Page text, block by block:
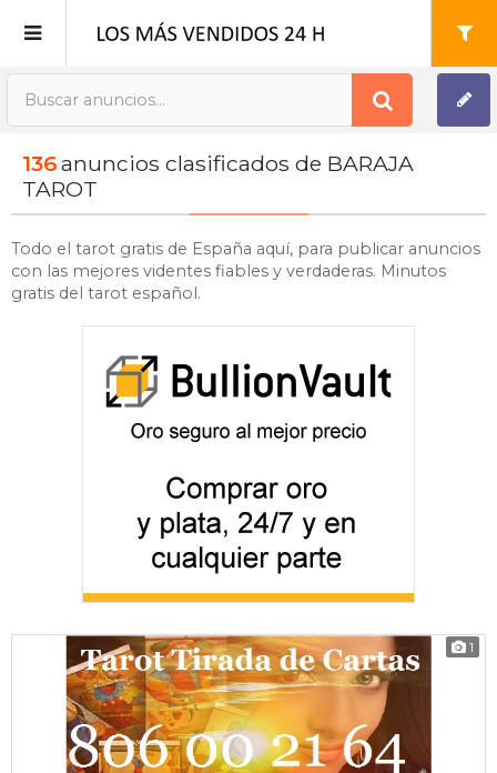
Publica tu Anuncio
Registro
136anuncios clasificados de BARAJA
TAROT
Todo el tarot gratis de España aquí, para publicar anuncios
con las mejores videntes fiables y verdaderas. Minutos
gratis del tarot español.
1